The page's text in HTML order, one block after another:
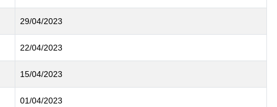
29/04/2023
22/04/2023
15/04/2023
01/04/2023